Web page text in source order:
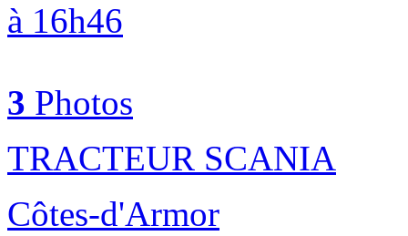
à 16h46
3 Photos
TRACTEUR SCANIA
Côtes-d'Armor